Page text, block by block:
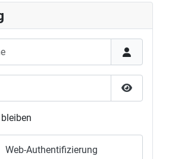
Passwort
Web-Authentifizierung